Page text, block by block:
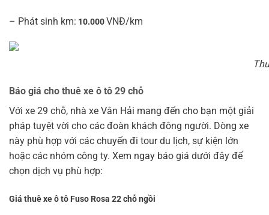
– Phát sinh km: 10.000VNĐ/km
Báo giá cho thuê xe ô tô 29 chỗ
Với xe 29 chỗ, nhà xe Vân Hải mang đến cho bạn một giải
pháp tuyệt vời cho các đoàn khách đông người. Dòng xe
này phù hợp với các chuyến đi tour du lịch, sự kiện lớn
hoặc các nhóm công ty. Xem ngay báo giá dưới đây để
chọn dịch vụ phù hợp:
Giá thuê xe ô tô Fuso Rosa 22 chỗ ngồi